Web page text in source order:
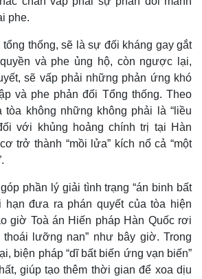
phe.
thống, sẽ là sự đối kháng gay gắt
và phe ủng hộ, còn ngược lại,
sẽ vấp phải những phản ứng khó
và phe phản đối Tổng thống. Theo
tòa không những không phải là “liều
với khủng hoảng chính trị tại Hàn
trở thành “mồi lửa” kích nổ cả “một
phần lý giải tình trạng “án binh bất
hạn đưa ra phán quyết của tòa hiện
giờ Toà án Hiến pháp Hàn Quốc rơi
thoái lưỡng nan” như bây giờ. Trong
biện pháp “dĩ bất biến ứng vạn biến”
giúp tạo thêm thời gian để xoa dịu